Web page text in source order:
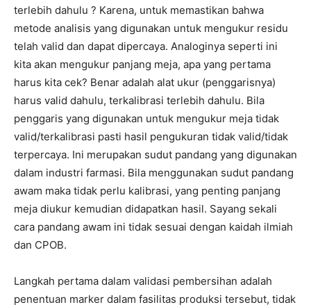
terlebih dahulu ? Karena, untuk memastikan bahwa
metode analisis yang digunakan untuk mengukur residu
telah valid dan dapat dipercaya. Analoginya seperti ini
kita akan mengukur panjang meja, apa yang pertama
harus kita cek? Benar adalah alat ukur (penggarisnya)
harus valid dahulu, terkalibrasi terlebih dahulu. Bila
penggaris yang digunakan untuk mengukur meja tidak
valid/terkalibrasi pasti hasil pengukuran tidak valid/tidak
terpercaya. Ini merupakan sudut pandang yang digunakan
dalam industri farmasi. Bila menggunakan sudut pandang
awam maka tidak perlu kalibrasi, yang penting panjang
meja diukur kemudian didapatkan hasil. Sayang sekali
cara pandang awam ini tidak sesuai dengan kaidah ilmiah
dan CPOB.
Langkah pertama dalam validasi pembersihan adalah
penentuan marker dalam fasilitas produksi tersebut, tidak